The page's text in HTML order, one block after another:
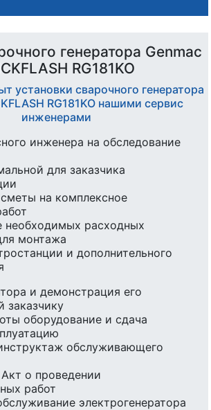
генератора Genmac
RG181KO
установки сварочного генератора
RG181KO нашими сервис
инженерами
инженера на обследование
для заказчика
на комплексное
необходимых расходных
монтажа
и дополнительного
и демонстрация его
заказчику
оборудование и сдача
обслуживающего
о проведении
работ
электрогенератора